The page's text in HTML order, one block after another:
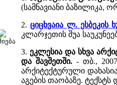
(სამნავიანი ბაზილიკა,
2.ციცხვაია ლ.
კლარჯეთის შუა
3. ეკლესია და სხვა
და შავშეთში. - თბ.,
არქიტექტურული
აგების თაობაზე.